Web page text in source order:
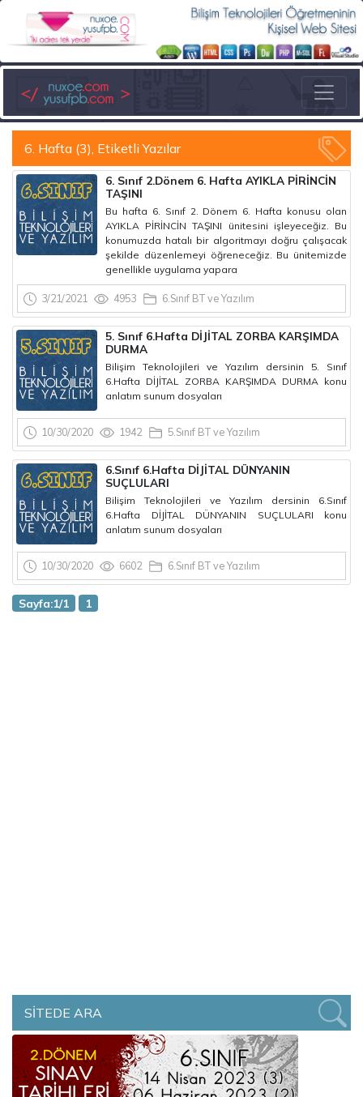
6. Hafta (3), Etiketli Yazılar
6. Sınıf 2.Dönem 6. Hafta AYIKLA PİRİNCİN
TAŞINI
Bu hafta 6. Sınıf 2. Dönem 6. Hafta konusu olan
AYIKLA PİRİNCİN TAŞINI ünitesini işleyeceğiz. Bu
konumuzda hatalı bir algoritmayı doğru çalışacak
şekilde düzenlemeyi öğreneceğiz. Bu ünitemizde
genellikle uygulama yapara
3/21/2021 4953 6.Sınıf BT ve Yazılım
5. Sınıf 6.Hafta DİJİTAL ZORBA KARŞIMDA
DURMA
Bilişim Teknolojileri ve Yazılım dersinin 5. Sınıf
6.Hafta DİJİTAL ZORBA KARŞIMDA DURMA konu
anlatım sunum dosyaları
10/30/2020 1942 5.Sınıf BT ve Yazılım
6.Sınıf 6.Hafta DİJİTAL DÜNYANIN
SUÇLULARI
Bilişim Teknolojileri ve Yazılım dersinin 6.Sınıf
6.Hafta DİJİTAL DÜNYANIN SUÇLULARI konu
anlatım sunum dosyaları
10/30/2020 6602 6.Sınıf BT ve Yazılım
Sayfa:1/1 1
SİTEDE ARA